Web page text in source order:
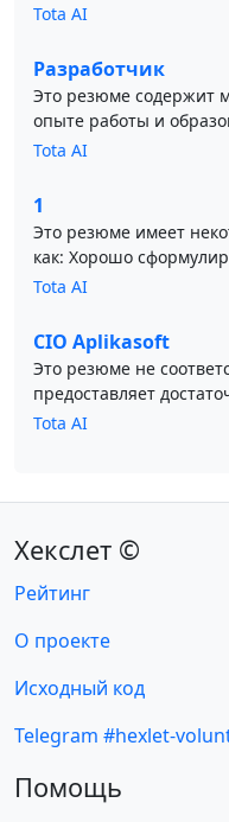
Tota AI
Разработчик
Это резюме содержит
опыте работы и
Tota AI
1
Это резюме имеет
как: Хорошо
Tota AI
CIO Aplikasoft
Это резюме не
предоставляет
Tota AI
Хекслет ©
Рейтинг
О проекте
Исходный код
Telegram #hexlet-
Помощь